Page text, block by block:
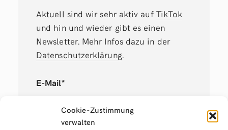
Cookie-Zustimmung
verwalten
Aktuell sind wir sehr aktiv auf TikTok
und hin und wieder gibt es einen
Newsletter. Mehr Infos dazu in der
Datenschutzerklärung.
E-Mail*